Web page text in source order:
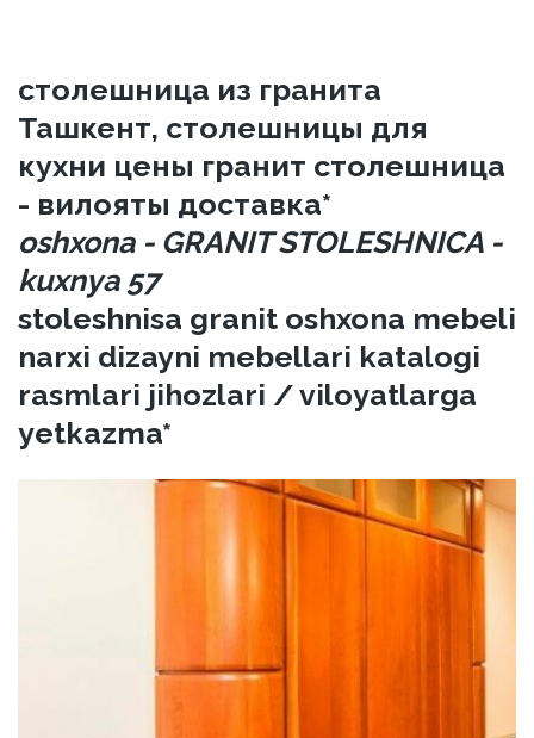
столешница из гранита
Ташкент, столешницы для
кухни цены гранит столешница
- вилояты доставка*
oshxona - GRANIT STOLESHNICA -
kuxnya 57
stoleshnisa granit oshxona mebeli
narxi dizayni mebellari katalogi
rasmlari jihozlari / viloyatlarga
yetkazma*